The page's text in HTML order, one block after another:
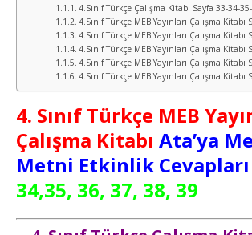
4.Sınıf Türkçe Çalışma Kitabı Sayfa 33-34-
4.Sınıf Türkçe MEB Yayınları Çalışma Kitabı
4.Sınıf Türkçe MEB Yayınları Çalışma Kitabı
4.Sınıf Türkçe MEB Yayınları Çalışma Kitabı
4.Sınıf Türkçe MEB Yayınları Çalışma Kitabı
4.Sınıf Türkçe MEB Yayınları Çalışma Kitabı
4. Sınıf Türkçe MEB
Çalışma Kitabı Ata’ya
Metni Etkinlik Cevapları
34,35, 36, 37, 38, 39